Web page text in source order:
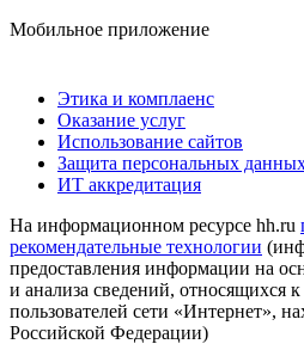
Мобильное приложение
Этика и комплаенс
Оказание услуг
Использование сайтов
Защита персональных
ИТ аккредитация
На информационном ресурсе hh.ru
рекомендательные технологии
предоставления информации на
и анализа сведений, относящихся
пользователей сети «Интернет»,
Российской Федерации)